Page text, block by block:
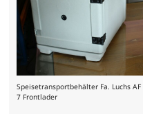
Speisetransportbehälter Fa. Luchs AF
7 Frontlader